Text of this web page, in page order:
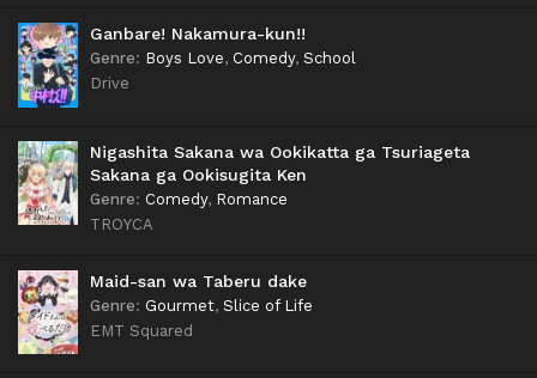
Ganbare! Nakamura-kun!!
Genre: Boys Love, Comedy, School
Drive
Nigashita Sakana wa Ookikatta ga Tsuriageta
Sakana ga Ookisugita Ken
Genre: Comedy, Romance
TROYCA
Maid-san wa Taberu dake
Genre: Gourmet, Slice of Life
EMT Squared